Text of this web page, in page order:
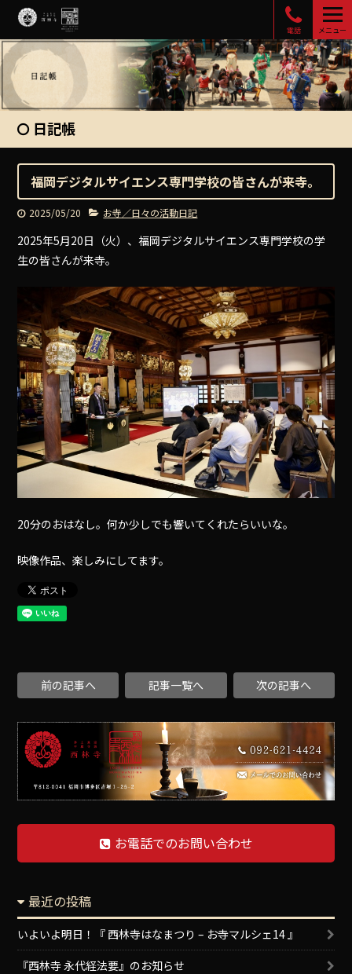
電話 メニュー
日記帳
福岡デジタルサイエンス専門学校の皆さんが来寺。
2025/05/20 お寺／日々の活動日記
2025年5月20日（火）、福岡デジタルサイエンス専門学校の学
生の皆さんが来寺。
20分のおはなし。何か少しでも響いてくれたらいいな。
映像作品、楽しみにしてます。
前の記事へ 記事一覧へ 次の記事へ
お電話でのお問い合わせ
最近の投稿
いよいよ明日！『 西林寺はなまつり – お寺マルシェ14 』
『西林寺 永代経法要』のお知らせ